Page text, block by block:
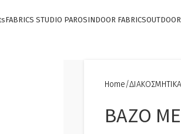
FABRICS STUDIO PAROSINDOOR FABRICS
Home ΔΙΑΚΟΣΜΗΤΙΚΑ
ΒΑΖΟ